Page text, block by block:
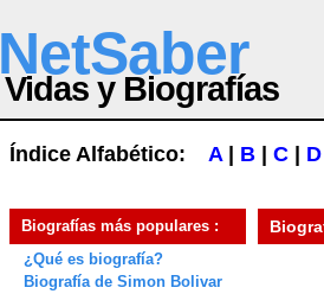
NetSaber
Vidas y Biografías
Índice Alfabético: A| B C D
Biografías más populares :
¿Qué es biografía?
Biografía de Simon Bolivar